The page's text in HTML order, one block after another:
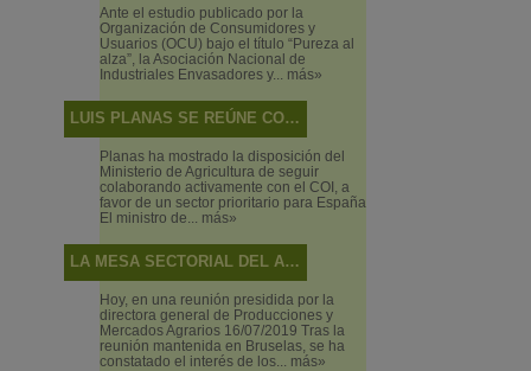
Ante el estudio publicado por la
Organización de Consumidores y
Usuarios (OCU) bajo el título “Pureza al
alza”, la Asociación Nacional de
Industriales Envasadores y... más»
LUIS PLANAS SE REÚNE CON EL DIRECTOR EJECUTIVO DEL CONSEJO OLEÍCOLA INTERNACIONAL
Planas ha mostrado la disposición del
Ministerio de Agricultura de seguir
colaborando activamente con el COI, a
favor de un sector prioritario para España
El ministro de... más»
LA MESA SECTORIAL DEL ACEITE DE OLIVA Y LA ACEITUNA DE MESA ANALIZA LA SITUACIÓN DEL SECTOR Y LAS ACTUACIONES DEL MINISTERIO EN RELACIÓN CON LOS MECANISMOS DE AUTORREGULACIÓN
Hoy, en una reunión presidida por la
directora general de Producciones y
Mercados Agrarios 16/07/2019 Tras la
reunión mantenida en Bruselas, se ha
constatado el interés de los... más»